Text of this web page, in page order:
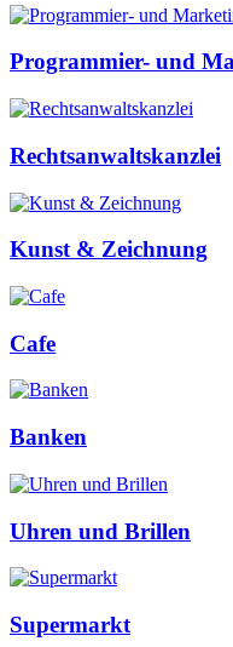
Programmier- und
Rechtsanwaltskanzlei
Kunst & Zeichnung
Cafe
Banken
Uhren und Brillen
Supermarkt